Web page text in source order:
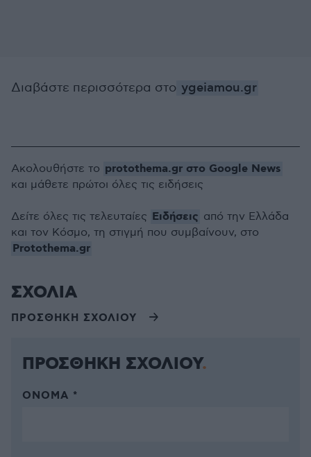
Διαβάστε περισσότερα στο ygeiamou.gr
Ακολουθήστε το protothema.gr στο Google News
και μάθετε πρώτοι όλες τις ειδήσεις
Δείτε όλες τις τελευταίες Ειδήσεις από την Ελλάδα
και τον Κόσμο, τη στιγμή που συμβαίνουν, στο
Protothema.gr
ΣΧΟΛΙΑ
ΠΡΟΣΘΗΚΗ ΣΧΟΛΙΟΥ
ΠΡΟΣΘΗΚΗ ΣΧΟΛΙΟΥ
ΌΝΟΜΑ *